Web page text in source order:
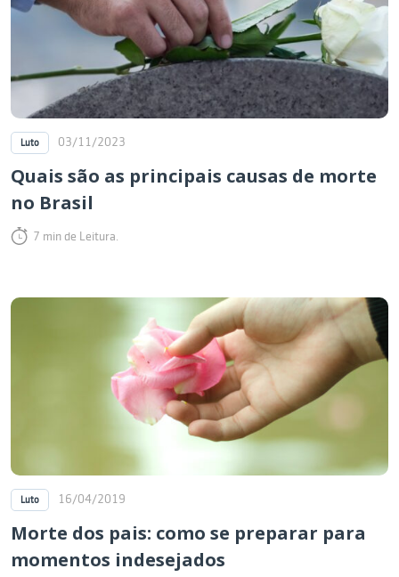
Luto 03/11/2023
Quais são as principais causas de morte
no Brasil
7 min de Leitura.
Luto 16/04/2019
Morte dos pais: como se preparar para
momentos indesejados